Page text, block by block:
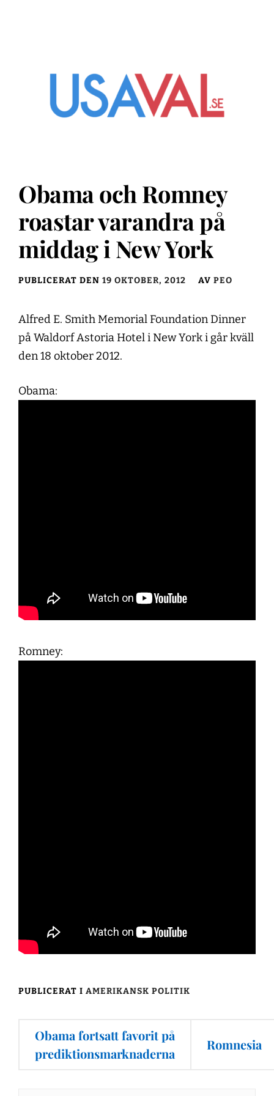
Obama och Romney
roastar varandra på
middag i New York
PUBLICERAT DEN 19 OKTOBER, 2012 AV PEO
Alfred E. Smith Memorial Foundation Dinner
på Waldorf Astoria Hotel i New York i går kväll
den 18 oktober 2012.
Obama:
Romney:
PUBLICERAT I AMERIKANSK POLITIK
Inläggsnavigering
Obama fortsatt favorit på
prediktionsmarknaderna
Romnesia